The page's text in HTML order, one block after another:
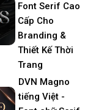
Font Serif Cao
Cấp Cho
Branding &
Thiết Kế Thời
Trang
DVN Magno
tiếng Việt -